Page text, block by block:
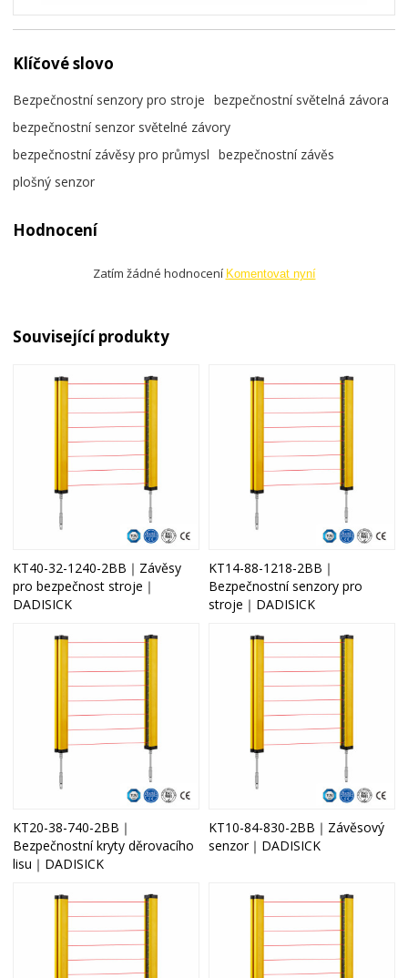
Klíčové slovo
Bezpečnostní senzory pro stroje
bezpečnostní světelná závora
bezpečnostní senzor světelné závory
bezpečnostní závěsy pro průmysl
bezpečnostní závěs
plošný senzor
Hodnocení
Zatím žádné hodnocení Komentovat nyní
Související produkty
KT40-32-1240-2BB｜Závěsy
pro bezpečnost stroje｜
DADISICK
KT14-88-1218-2BB｜
Bezpečnostní senzory pro
stroje｜DADISICK
KT20-38-740-2BB｜
Bezpečnostní kryty děrovacího
lisu｜DADISICK
KT10-84-830-2BB｜Závěsový
senzor｜DADISICK